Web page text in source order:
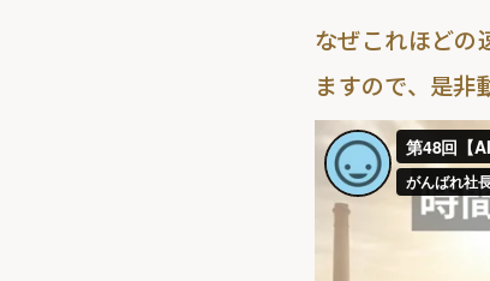
なぜこれほどの
ますので、是非